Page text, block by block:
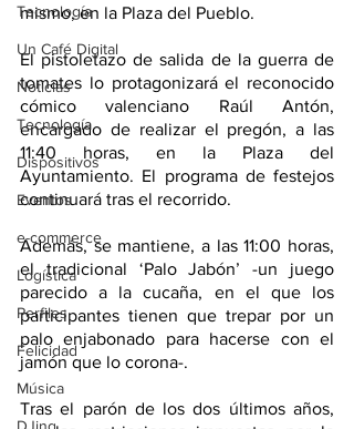
Tecnología
Un Café Digital
Noticias
Tecnología
Dispositivos
Eventos
e-commerce
Logística
Perfiles
Felicidad
Música
mismo, en la Plaza del Pueblo.
El pistoletazo de salida de la guerra de
tomates lo protagonizará el reconocido
cómico valenciano Raúl Antón,
encargado de realizar el pregón, a las
11:40 horas, en la Plaza del
Ayuntamiento. El programa de festejos
continuará tras el recorrido.
Además, se mantiene, a las 11:00 horas,
el tradicional ‘Palo Jabón’ -un juego
parecido a la cucaña, en el que los
participantes tienen que trepar por un
palo enjabonado para hacerse con el
jamón que lo corona-.
Tras el parón de los dos últimos años,